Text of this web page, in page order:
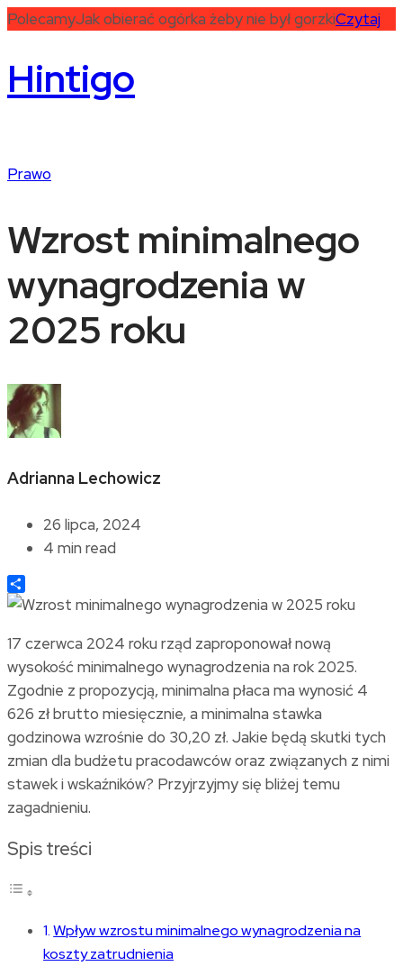
PolecamyJak obierać ogórka żeby nie był gorzkiCzytaj
Hintigo
Prawo
Wzrost minimalnego
wynagrodzenia w
2025 roku
Adrianna Lechowicz
26 lipca, 2024
4 min read
Share
17 czerwca 2024 roku rząd zaproponował nową
wysokość minimalnego wynagrodzenia na rok 2025.
Zgodnie z propozycją, minimalna płaca ma wynosić 4
626 zł brutto miesięcznie, a minimalna stawka
godzinowa wzrośnie do 30,20 zł. Jakie będą skutki tych
zmian dla budżetu pracodawców oraz związanych z nimi
stawek i wskaźników? Przyjrzyjmy się bliżej temu
zagadnieniu.
Spis treści
Wpływ wzrostu minimalnego wynagrodzenia na
koszty zatrudnienia